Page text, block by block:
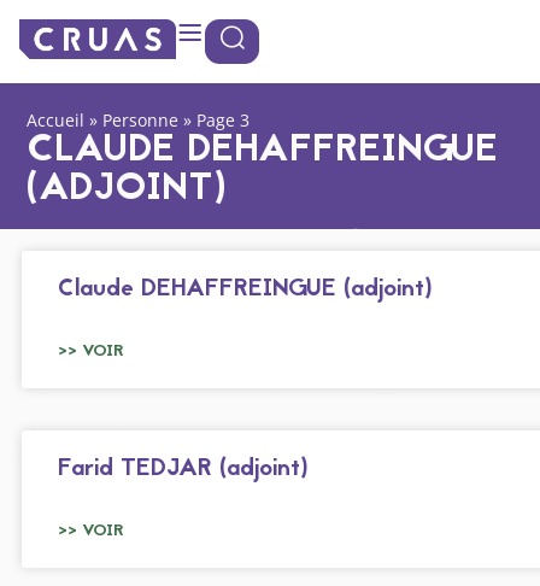
Panneau de gestion des cookies
Accueil » Personne » Page 3
CLAUDE DEHAFFREINGUE
(ADJOINT)
Claude DEHAFFREINGUE (adjoint)
>> VOIR
Farid TEDJAR (adjoint)
>> VOIR